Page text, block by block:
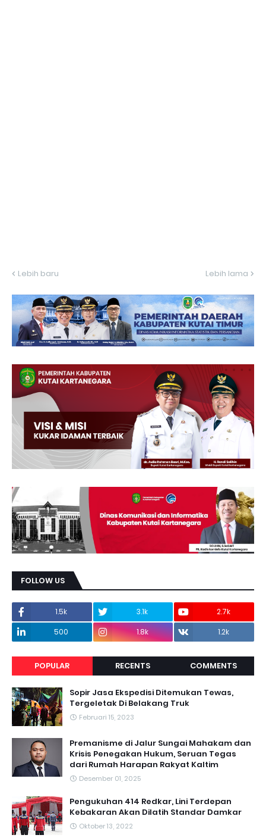
Lebih baru Lebih lama
FOLLOW US
1.5k 3.1k
2.7k
500
1.8k 1.2k
POPULAR RECENTS COMMENTS
Sopir Jasa Ekspedisi Ditemukan Tewas,
Tergeletak Di Belakang Truk
Februari 15, 2023
Premanisme di Jalur Sungai Mahakam dan
Krisis Penegakan Hukum, Seruan Tegas
dari Rumah Harapan Rakyat Kaltim
Desember 01, 2025
Pengukuhan 414 Redkar, Lini Terdepan
Kebakaran Akan Dilatih Standar Damkar
Oktober 13, 2022